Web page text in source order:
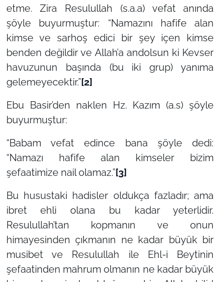
etme. Zira Resulullah (s.a.a) vefat anında
şöyle buyurmuştur: “Namazını hafife alan
kimse ve sarhoş edici bir şey içen kimse
benden değildir ve Allah’a andolsun ki Kevser
havuzunun başında (bu iki grup) yanıma
gelemeyecektir.”[2]
Ebu Basir’den naklen Hz. Kazım (a.s) şöyle
buyurmuştur:
“Babam vefat edince bana şöyle dedi:
“Namazı hafife alan kimseler bizim
şefaatimize nail olamaz.”[3]
Bu husustaki hadisler oldukça fazladır; ama
ibret ehli olana bu kadar yeterlidir.
Resulullah’tan kopmanın ve onun
himayesinden çıkmanın ne kadar büyük bir
musibet ve Resulullah ile Ehl-i Beytinin
şefaatinden mahrum olmanın ne kadar büyük